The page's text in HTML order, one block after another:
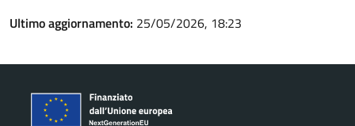
Ultimo aggiornamento: 25/05/2026, 18:23